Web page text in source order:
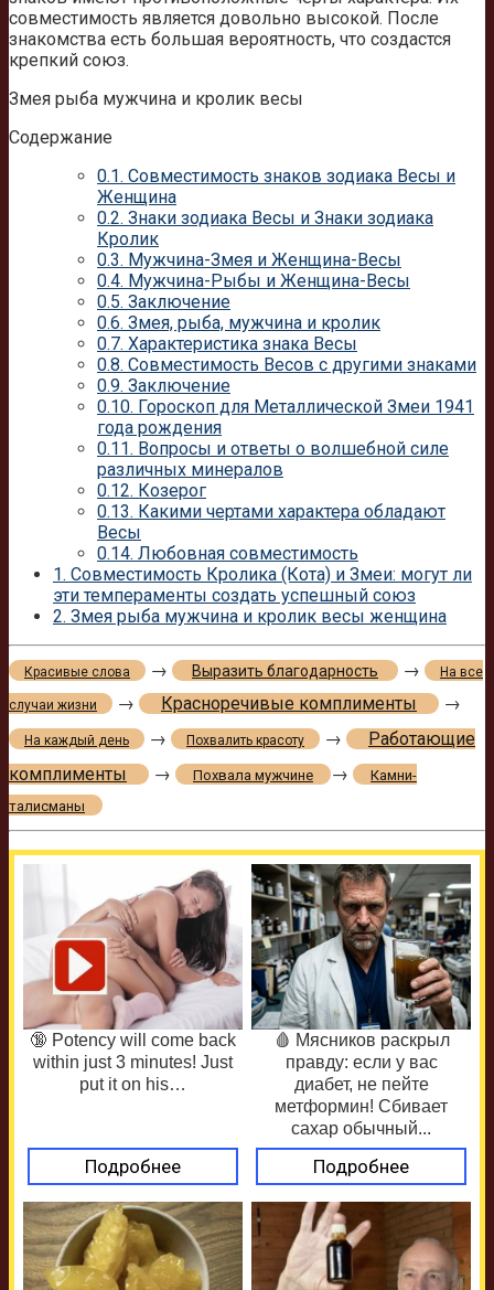
совместимость является довольно высокой. После
знакомства есть большая вероятность, что создастся
крепкий союз.
Змея рыба мужчина и кролик весы
Содержание
0.1. Совместимость знаков зодиака Весы и
Женщина
0.2. Знаки зодиака Весы и Знаки зодиака
Кролик
0.3. Мужчина-Змея и Женщина-Весы
0.4. Мужчина-Рыбы и Женщина-Весы
0.5. Заключение
0.6. Змея, рыба, мужчина и кролик
0.7. Характеристика знака Весы
0.8. Совместимость Весов с другими знаками
0.9. Заключение
0.10. Гороскоп для Металлической Змеи 1941
года рождения
0.11. Вопросы и ответы о волшебной силе
различных минералов
0.12. Козерог
0.13. Какими чертами характера обладают
Весы
0.14. Любовная совместимость
1. Совместимость Кролика (Кота) и Змеи: могут ли
эти темпераменты создать успешный союз
2. Змея рыба мужчина и кролик весы женщина
Красивые слова → Выразить благодарность → На все
случаи жизни → Красноречивые комплименты →
На каждый день → Похвалить красоту →
Работающие
комплименты
→ Похвала мужчине →
Камни-
талисманы
🔞 Potency will come back
within just 3 minutes! Just
put it on his…
Подробнее
🩸 Мясников раскрыл
правду: если у вас
диабет, не пейте
метформин! Сбивает
сахар обычный...
Подробнее